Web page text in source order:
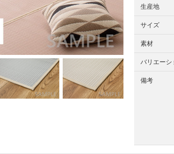
生産地
サイズ
素材
バリエーシ
備考